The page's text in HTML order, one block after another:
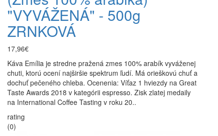
"VYVÁŽENÁ" - 500g
ZRNKOVÁ
17,96€
Káva Emília je stredne pražená zmes 100% arabík vyváženej
chuti, ktorú ocení najširšie spektrum ľudí. Má orieškovú chuť a
dochuť pečeného chleba. Ocenenia: Víťaz 1 hviezdy na Great
Taste Awards 2018 v kategórii espresso. Zisk zlatej medaily
na International Coffee Tasting v roku 20..
rating
(0)